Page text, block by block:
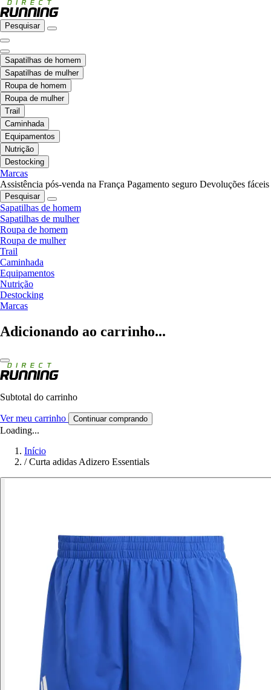
Pesquisar
Sapatilhas de homem
Sapatilhas de mulher
Roupa de homem
Roupa de mulher
Trail
Caminhada
Equipamentos
Nutrição
Destocking
Marcas
Assistência pós-venda na França Pagamento seguro Devoluções fáceis
Pesquisar
Sapatilhas de homem
Sapatilhas de mulher
Roupa de homem
Roupa de mulher
Trail
Caminhada
Equipamentos
Nutrição
Destocking
Marcas
Adicionando ao carrinho...
Subtotal do carrinho
Ver meu carrinho Continuar comprando
Loading...
Início
/ Curta adidas Adizero Essentials